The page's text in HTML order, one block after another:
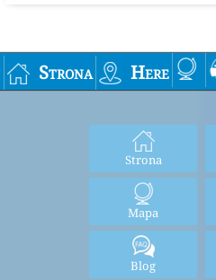
Strona Here
Strona
Mapa
Blog